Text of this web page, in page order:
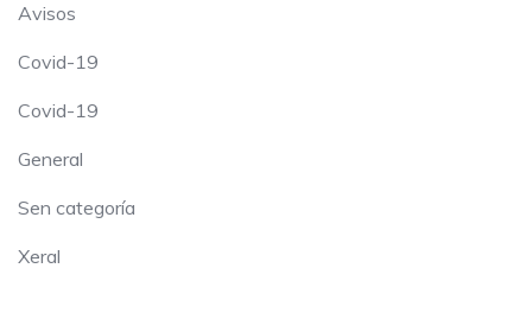
Avisos
Covid-19
Covid-19
General
Sen categoría
Xeral